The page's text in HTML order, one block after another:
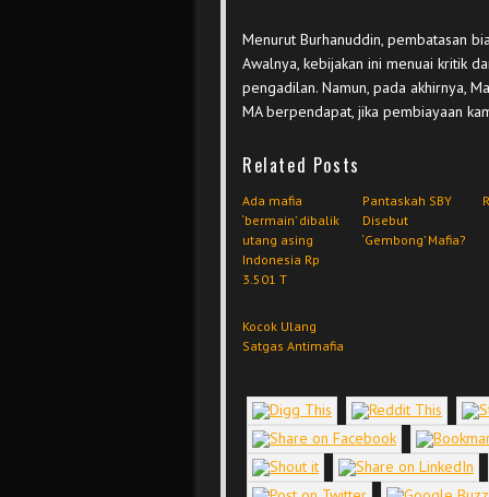
Menurut Burhanuddin, pembatasan
Awalnya, kebijakan ini menuai kritik
pengadilan. Namun, pada akhirnya,
MA berpendapat, jika pembiayaan
Related Posts
Ada mafia
‘bermain’ dibalik
utang asing
Indonesia Rp
3.501 T
Pantaskah SBY
Disebut
‘Gembong’ Mafia?
Kocok Ulang
Satgas Antimafia